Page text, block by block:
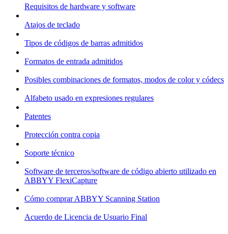
Requisitos de hardware y software
Atajos de teclado
Tipos de códigos de barras admitidos
Formatos de entrada admitidos
Posibles combinaciones de formatos, modos de color y códecs
Alfabeto usado en expresiones regulares
Patentes
Protección contra copia
Soporte técnico
Software de terceros/software de código abierto utilizado en
ABBYY FlexiCapture
Cómo comprar ABBYY Scanning Station
Acuerdo de Licencia de Usuario Final